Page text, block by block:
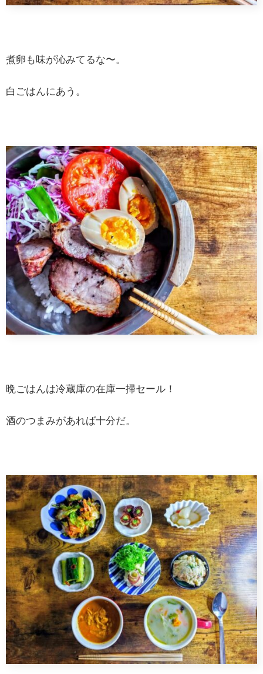
煮卵も味が沁みてるな〜。
白ごはんにあう。
晩ごはんは冷蔵庫の在庫一掃セール！
酒のつまみがあれば十分だ。